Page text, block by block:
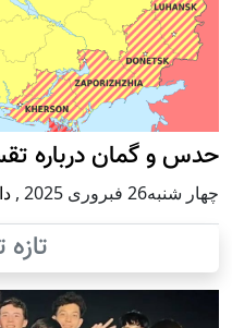
حدس و گمان درباره
چهار شنبه26 فبروری 2025 ,